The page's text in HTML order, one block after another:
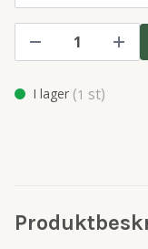
I lager (1 st)